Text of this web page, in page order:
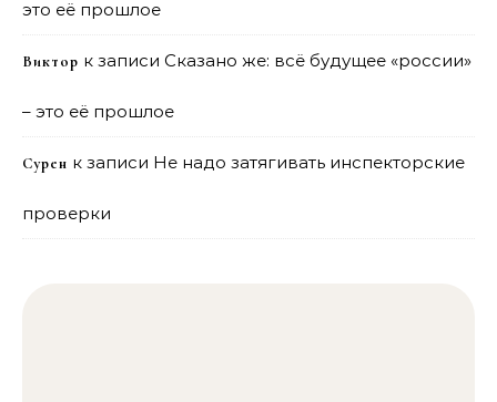
это её прошлое
Виктор к записи Сказано же: всё будущее «россии»
– это её прошлое
Сурен к записи Не надо затягивать инспекторские
проверки